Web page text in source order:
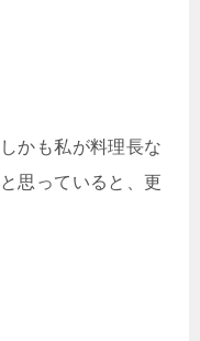
かも私が料理長な
思っていると、更